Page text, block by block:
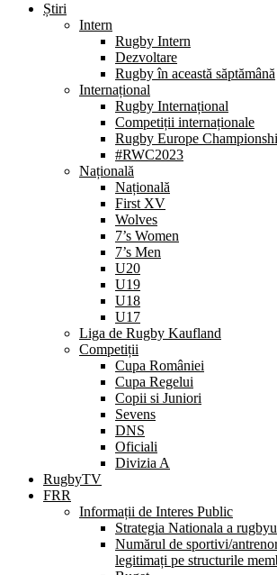
Știri
Intern
Rugby Intern
Dezvoltare
Rugby în această săptămână
Internațional
Rugby Internațional
Competiții internaționale
Rugby Europe
#RWC2023
Națională
Națională
First XV
Wolves
7’s Women
7’s Men
U20
U19
U18
U17
Liga de Rugby Kaufland
Competiții
Cupa României
Cupa Regelui
Copii si Juniori
Sevens
DNS
Oficiali
Divizia A
RugbyTV
FRR
Informații de Interes Public
Strategia Nationala a
Numărul de sportivi/
legitimați pe structurile